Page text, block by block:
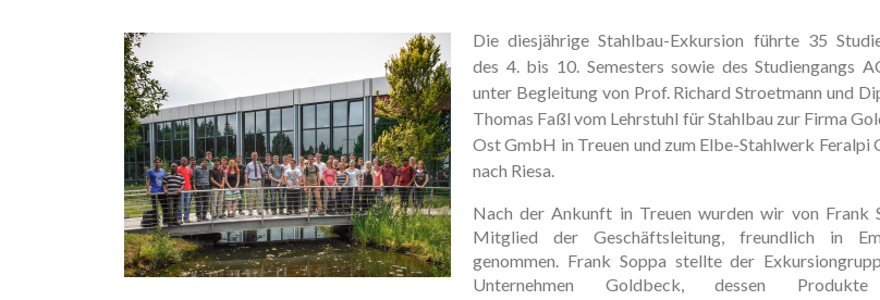
Die diesjährige Stahlbau-Exkursion führte 35
des 4. bis 10. Semesters sowie des Studiengangs
unter Begleitung von Prof. Richard Stroetmann und
Thomas Faßl vom Lehrstuhl für Stahlbau zur Firma
Ost GmbH in Treuen und zum Elbe-Stahlwerk Feralpi
nach Riesa.
Nach der Ankunft in Treuen wurden wir von Frank
Mitglied der Geschäftsleitung, freundlich in
genommen. Frank Soppa stellte der
Unternehmen Goldbeck, dessen